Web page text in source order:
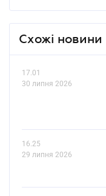
Схожі новини
17.01
30 липня 2026
16.25
29 липня 2026